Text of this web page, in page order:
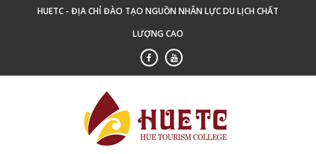
HUETC - ĐỊA CHỈ ĐÀO TẠO NGUỒN NHÂN LỰC DU LỊCH CHẤT
LƯỢNG CAO